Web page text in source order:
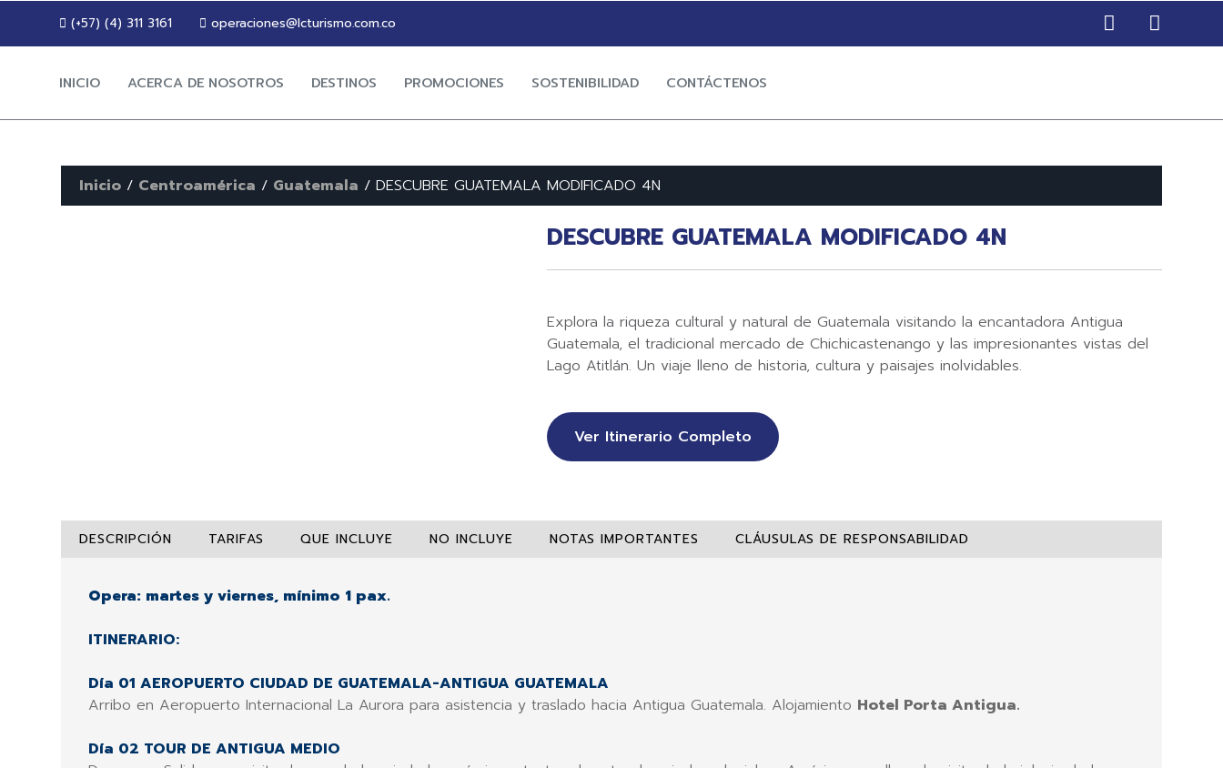
(+57) (4) 311 3161 operaciones@lcturismo.com.co
INICIO ACERCA DE NOSOTROS DESTINOS PROMOCIONES SOSTENIBILIDAD CONTÁCTENOS
Inicio / Centroamérica / Guatemala / DESCUBRE GUATEMALA MODIFICADO 4N
DESCUBRE GUATEMALA MODIFICADO 4N
Explora la riqueza cultural y natural de Guatemala visitando la encantadora Antigua
Guatemala, el tradicional mercado de Chichicastenango y las impresionantes vistas del
Lago Atitlán. Un viaje lleno de historia, cultura y paisajes inolvidables.
Ver Itinerario Completo
DESCRIPCIÓN TARIFAS QUE INCLUYE NO INCLUYE NOTAS IMPORTANTES CLÁUSULAS DE RESPONSABILIDAD
Opera: martes y viernes, mínimo 1 pax.
ITINERARIO:
Día 01 AEROPUERTO CIUDAD DE GUATEMALA-ANTIGUA GUATEMALA
Arribo en Aeropuerto Internacional La Aurora para asistencia y traslado hacia Antigua Guatemala. Alojamiento Hotel Porta Antigua.
Día 02 TOUR DE ANTIGUA MEDIO